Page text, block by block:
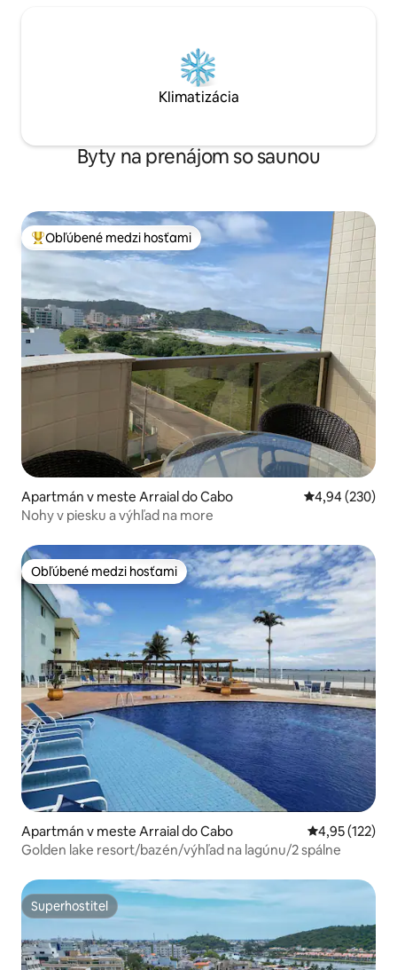
Klimatizácia
Byty na prenájom so saunou
Najobľúbenejšie medzi hosťami
Obľúbené medzi hosťami
Apartmán v meste Arraial do Cabo Priemerné
4,94 (230)
Nohy v piesku a výhľad na more
Obľúbené medzi hosťami
Obľúbené medzi hosťami
Apartmán v meste Arraial do Cabo Priemerné
4,95 (122)
Golden lake resort/bazén/výhľad na lagúnu/2 spálne
Superhostiteľ
Superhostiteľ